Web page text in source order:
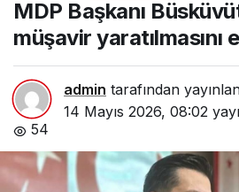
MDP Başkanı
müşavir yaratılmasını
admin tarafından
14 Mayıs 2026, 08:02
54